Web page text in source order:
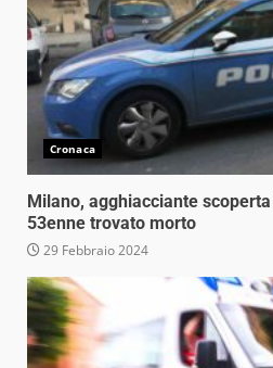
Cronaca
Milano, agghiacciante
53enne trovato morto
29 Febbraio 2024